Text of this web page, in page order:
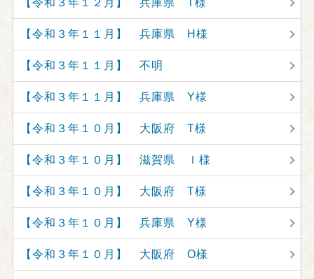
【令和３年１２月】 兵庫県 T様
【令和３年１１月】 兵庫県 H様
【令和３年１１月】 不明
【令和３年１１月】 兵庫県 Y様
【令和３年１０月】 大阪府 T様
【令和３年１０月】 滋賀県 Ｉ様
【令和３年１０月】 大阪府 T様
【令和３年１０月】 兵庫県 Y様
【令和３年１０月】 大阪府 O様